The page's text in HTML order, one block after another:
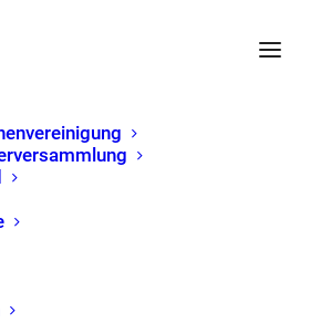
liegen auf